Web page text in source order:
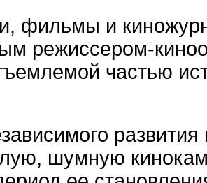
фильмы и
режиссером-
частью
шумную